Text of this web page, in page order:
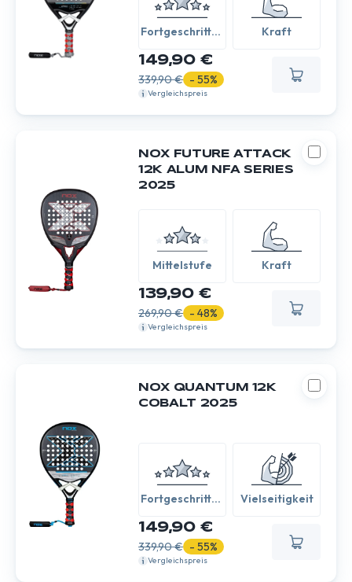
Fortgeschritten
Kraft
149,90 €
339,90 € - 55%
Vergleichspreis
NOX FUTURE ATTACK
12K ALUM NFA SERIES
2025
Mittelstufe Kraft
139,90 €
269,90 € - 48%
Vergleichspreis
NOX QUANTUM 12K
COBALT 2025
Fortgeschritten
Vielseitigkeit
149,90 €
339,90 € - 55%
Vergleichspreis